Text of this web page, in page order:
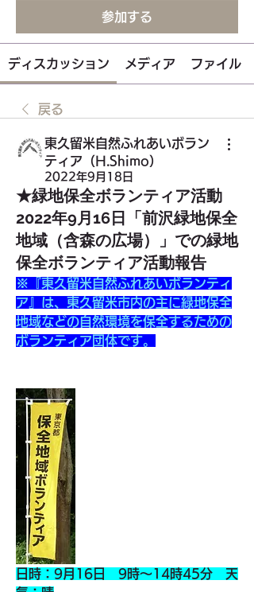
参加する
ディスカッション メディア ファイル
戻る
東久留米自然ふれあいボラン
ティア（H.Shimo）
2022年9月18日
★緑地保全ボランティア活動
2022年9月16日「前沢緑地保全
地域（含森の広場）」での緑地
保全ボランティア活動報告
※『東久留米自然ふれあいボランティ
ア』は、東久留米市内の主に緑地保全
地域などの自然環境を保全するための
ボランティア団体です。
日時：9月16日　9時～14時45分　天